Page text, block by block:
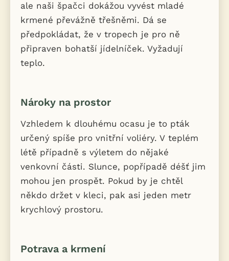
ale naši špačci dokážou vyvést mladé
krmené převážně třešněmi. Dá se
předpokládat, že v tropech je pro ně
připraven bohatší jídelníček. Vyžadují
teplo.
Nároky na prostor
Vzhledem k dlouhému ocasu je to pták
určený spíše pro vnitřní voliéry. V teplém
létě případně s výletem do nějaké
venkovní části. Slunce, popřípadě déšť jim
mohou jen prospět. Pokud by je chtěl
někdo držet v kleci, pak asi jeden metr
krychlový prostoru.
Potrava a krmení